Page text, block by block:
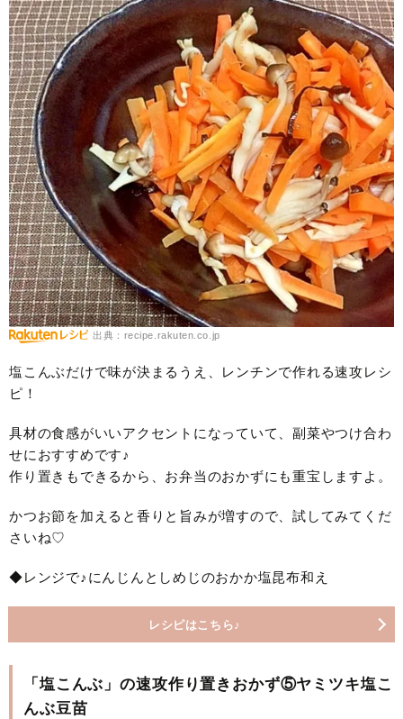
出典：recipe.rakuten.co.jp
塩こんぶだけで味が決まるうえ、レンチンで作れる速攻レシ
ピ！
具材の食感がいいアクセントになっていて、副菜やつけ合わ
せにおすすめです♪
作り置きもできるから、お弁当のおかずにも重宝しますよ。
かつお節を加えると香りと旨みが増すので、試してみてくだ
さいね♡
◆レンジで♪にんじんとしめじのおかか塩昆布和え
レシピはこちら♪
「塩こんぶ」の速攻作り置きおかず⑤ヤミツキ塩こ
んぶ豆苗